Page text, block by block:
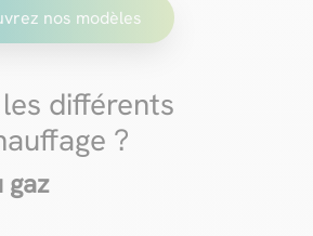
nos modèles
différents
?
gaz